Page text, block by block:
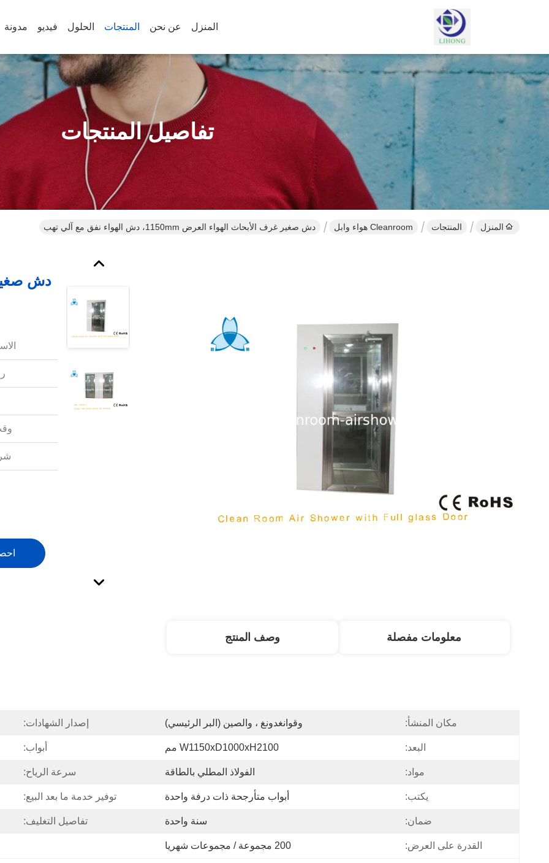
المنزل عن نحن المنتجات الحلول فيديو مدونة
تفاصيل المنتجات
المنزل المنتجات Cleanroom هواء وابل دش صغير غرف الأبحاث الهواء العرض 1150mm، دش الهواء نفق مع آلي تهب
معلومات مفصلة وصف المنتج
مكان المنشأ: وقوانغدونغ ، والصين (البر الرئيسي) إصدار الشهادات:
البعد: W1150xD1000xH2100 مم أبواب:
مواد: الفولاذ المطلي بالطاقة سرعة الرياح:
يكتب: أبواب متأرجحة ذات درفة واحدة توفير خدمة ما بعد البيع:
ضمان: سنة واحدة تفاصيل التغليف:
القدرة على العرض: 200 مجموعة / مجموعات شهريا